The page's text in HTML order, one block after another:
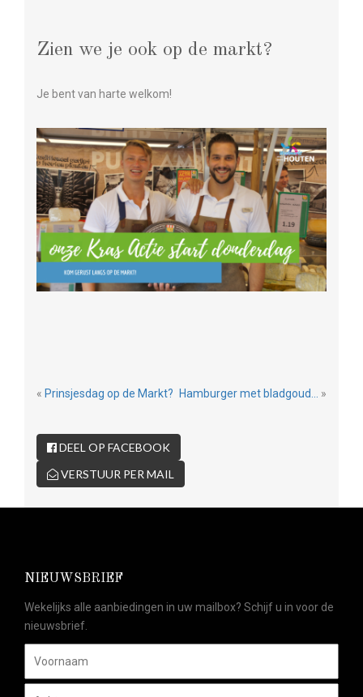
Zien we je ook op de markt?
Je bent van harte welkom!
« Prinsjesdag op de Markt? Hamburger met bladgoud… »
DEEL OP FACEBOOK
VERSTUUR PER MAIL
NIEUWSBRIEF
Wekelijks alle aanbiedingen in uw mailbox? Schijf u in voor de
nieuwsbrief.